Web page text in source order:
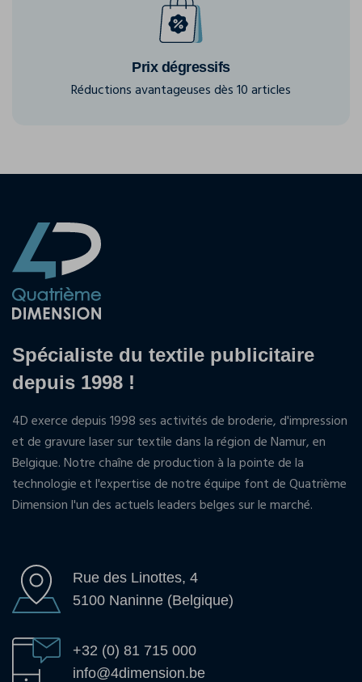
Prix dégressifs
Réductions avantageuses dès 10 articles
Spécialiste du textile publicitaire
depuis 1998 !
4D exerce depuis 1998 ses activités de broderie, d'impression
et de gravure laser sur textile dans la région de Namur, en
Belgique. Notre chaîne de production à la pointe de la
technologie et l'expertise de notre équipe font de Quatrième
Dimension l'un des actuels leaders belges sur le marché.
Rue des Linottes, 4
5100 Naninne (Belgique)
+32 (0) 81 715 000
info@4dimension.be